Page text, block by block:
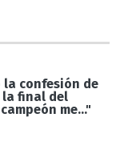
la confesión de
la final del
me..."